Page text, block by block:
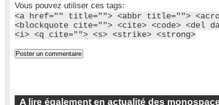
Vous pouvez utiliser ces tags:
<a href="" title=""> <abbr title="">
<blockquote cite=""> <cite> <code> <del
<i> <q cite=""> <s> <strike> <strong>
A lire également en actualité des